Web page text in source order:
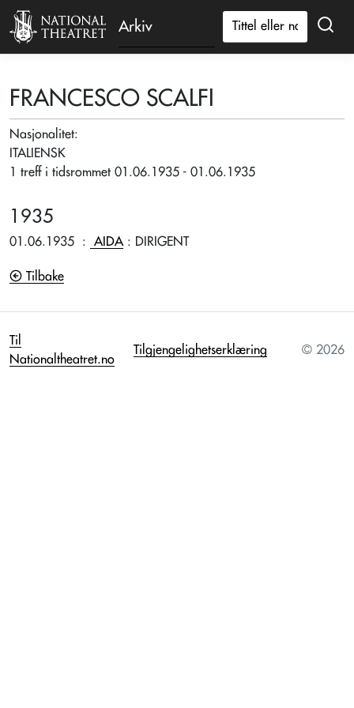
Arkiv
FRANCESCO SCALFI
Nasjonalitet:
ITALIENSK
1 treff i tidsrommet 01.06.1935 - 01.06.1935
1935
01.06.1935 : AIDA : DIRIGENT
Tilbake
Til
Nationaltheatret.no
Tilgjengelighetserklæring © 2026